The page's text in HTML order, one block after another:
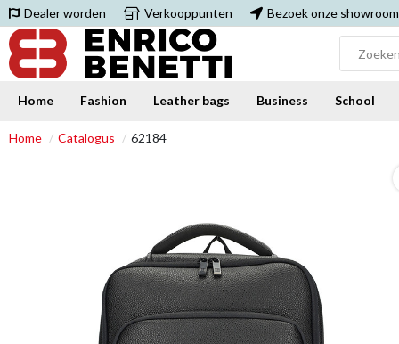
Dealer worden Verkooppunten Bezoek onze showroom
Home Fashion Leather bags Business School
Home Catalogus 62184